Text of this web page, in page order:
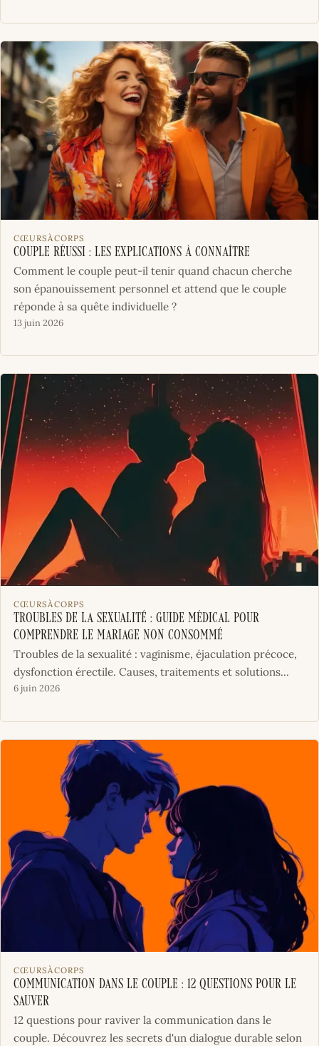
CŒURSÀCORPS
Couple réussi : les explications à connaître
Comment le couple peut-il tenir quand chacun cherche
son épanouissement personnel et attend que le couple
réponde à sa quête individuelle ?
13 juin 2026
CŒURSÀCORPS
Troubles de la sexualité : guide médical pour
comprendre le mariage non consommé
Troubles de la sexualité : vaginisme, éjaculation précoce,
dysfonction érectile. Causes, traitements et solutions...
6 juin 2026
CŒURSÀCORPS
Communication dans le couple : 12 questions pour le
sauver
12 questions pour raviver la communication dans le
couple. Découvrez les secrets d'un dialogue durable selon